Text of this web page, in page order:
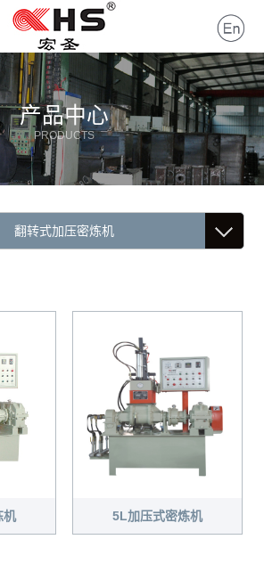
产品中心
PRODUCTS
翻转式加压密炼机
机 5L加压式密炼机